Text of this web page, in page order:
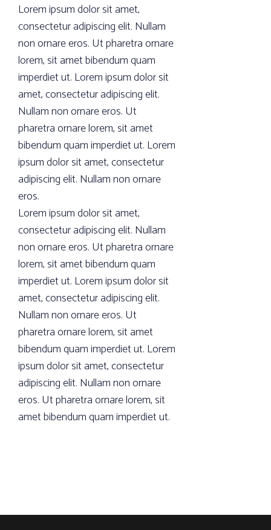
Lorem ipsum dolor sit amet,
consectetur adipiscing elit. Nullam
non ornare eros. Ut pharetra ornare
lorem, sit amet bibendum quam
imperdiet ut. Lorem ipsum dolor sit
amet, consectetur adipiscing elit.
Nullam non ornare eros. Ut
pharetra ornare lorem, sit amet
bibendum quam imperdiet ut. Lorem
ipsum dolor sit amet, consectetur
adipiscing elit. Nullam non ornare
eros.
Lorem ipsum dolor sit amet,
consectetur adipiscing elit. Nullam
non ornare eros. Ut pharetra ornare
lorem, sit amet bibendum quam
imperdiet ut. Lorem ipsum dolor sit
amet, consectetur adipiscing elit.
Nullam non ornare eros. Ut
pharetra ornare lorem, sit amet
bibendum quam imperdiet ut. Lorem
ipsum dolor sit amet, consectetur
adipiscing elit. Nullam non ornare
eros. Ut pharetra ornare lorem, sit
amet bibendum quam imperdiet ut.